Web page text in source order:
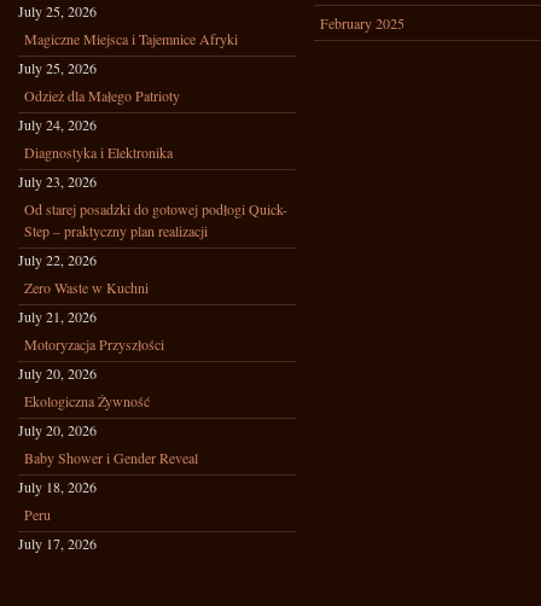
July 25, 2026
Magiczne Miejsca i Tajemnice Afryki
July 25, 2026
Odzież dla Małego Patrioty
July 24, 2026
Diagnostyka i Elektronika
July 23, 2026
Od starej posadzki do gotowej podłogi Quick-
Step – praktyczny plan realizacji
July 22, 2026
Zero Waste w Kuchni
July 21, 2026
Motoryzacja Przyszłości
July 20, 2026
Ekologiczna Żywność
July 20, 2026
Baby Shower i Gender Reveal
July 18, 2026
Peru
July 17, 2026
February 2025